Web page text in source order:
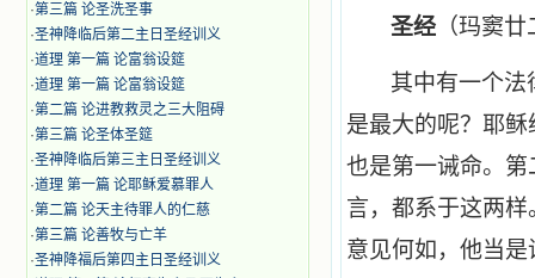
·第三篇 论圣洗圣事
·圣神降临后第二主日圣经训义
·道理 第一篇 论富翁设筵
·道理 第一篇 论富翁设筵
·第二篇 论进教救灵之三大阻碍
·第三篇 论圣体圣筵
·圣神降临后第三主日圣经训义
·道理 第一篇 论耶稣爱慕罪人
·第二篇 论天主待罪人的仁慈
·第三篇 论善牧与亡羊
·圣神降福后第四主日圣经训义
圣经 （玛窦
其中有一个法
是最大的呢？耶
也是第一诫命。
言，都系于这两
意见何如，他当